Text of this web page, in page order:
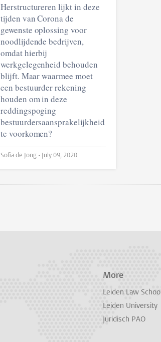
Herstructureren lijkt in deze
tijden van Corona de
gewenste oplossing voor
noodlijdende bedrijven,
omdat hierbij
werkgelegenheid behouden
blijft. Maar waarmee moet
een bestuurder rekening
houden om in deze
reddingspoging
bestuurdersaansprakelijkheid
te voorkomen?
Sofia de Jong • July 09, 2020
More
Leiden Law School
Leiden University
Juridisch PAO